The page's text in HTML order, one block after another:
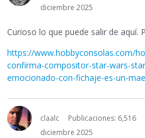
diciembre 2025
Curioso lo que puede salir de aquí.
https://www.hobbyconsolas.com/
confirma-compositor-star-wars-
emocionado-con-fichaje-es-un-
claalc
Publicaciones: 6,516
diciembre 2025